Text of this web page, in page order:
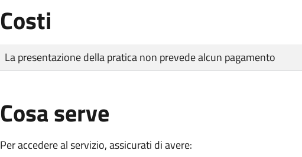
Costi
Tipo di pagamento
Importo
La presentazione della pratica non prevede alcun pagamento
Cosa serve
Per accedere al servizio, assicurati di avere: